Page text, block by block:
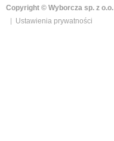
Copyright © Wyborcza sp. z o.o.
Ustawienia prywatności